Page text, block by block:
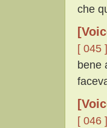
che
[ 045 ]
bene
[ 046 ]